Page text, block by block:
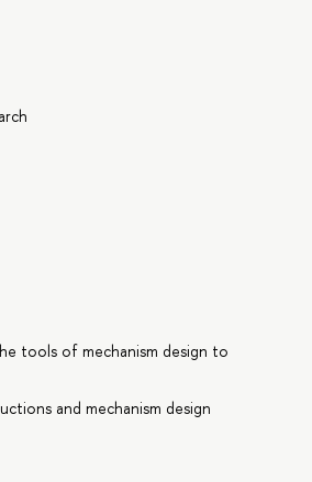
tools of mechanism design to
and mechanism design